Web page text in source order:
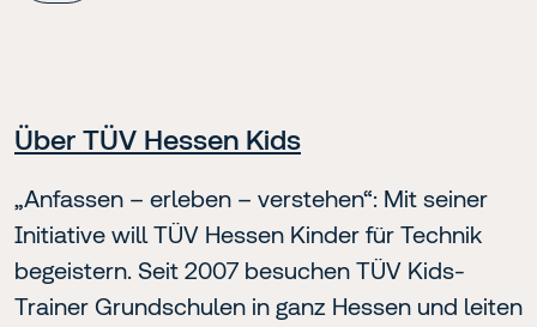
Über TÜV Hessen Kids
„Anfassen – erleben – verstehen“: Mit seiner
Initiative will TÜV Hessen Kinder für Technik
begeistern. Seit 2007 besuchen TÜV Kids-
Trainer Grundschulen in ganz Hessen und leiten